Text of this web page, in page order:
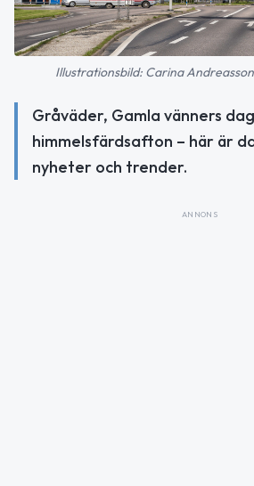
Illustrationsbild: Carina
Gråväder, Gamla vänners
himmelsfärdsafton – här är
nyheter och trender.
ANNONS